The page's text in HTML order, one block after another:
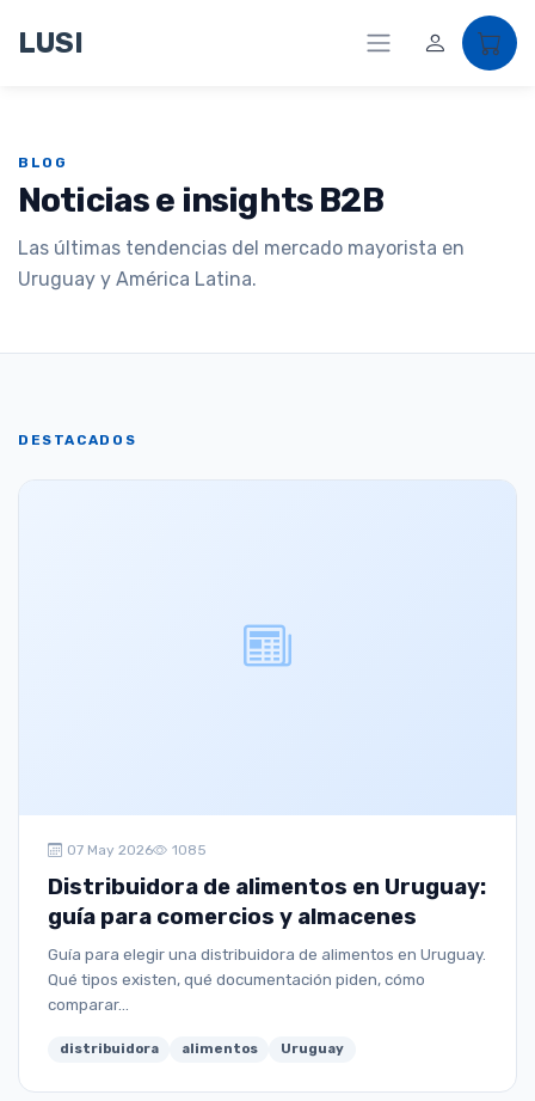
LUSI
BLOG
Noticias e insights B2B
Las últimas tendencias del mercado mayorista en
Uruguay y América Latina.
DESTACADOS
07 May 2026 1085
Distribuidora de alimentos en Uruguay:
guía para comercios y almacenes
Guía para elegir una distribuidora de alimentos en Uruguay.
Qué tipos existen, qué documentación piden, cómo
comparar...
distribuidora alimentos Uruguay